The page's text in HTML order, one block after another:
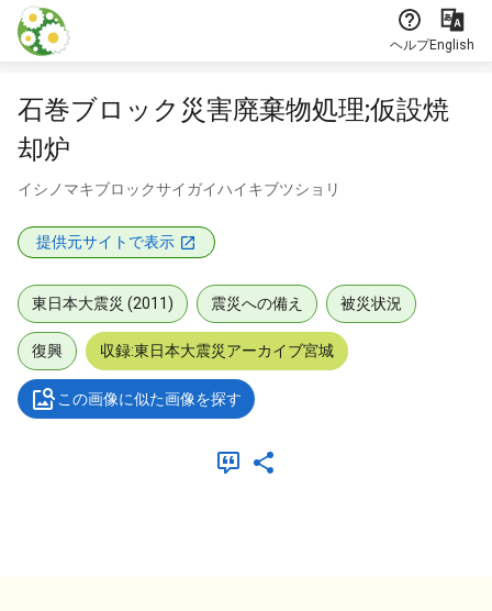
本文に飛ぶ
ヘルプEnglish
石巻ブロック災害廃棄物処理;仮設焼
却炉
イシノマキブロックサイガイハイキブツショリ
提供元サイトで表示
東日本大震災 (2011) 震災への備え 被災状況
復興 収録:東日本大震災アーカイブ宮城
この画像に似た画像を探す